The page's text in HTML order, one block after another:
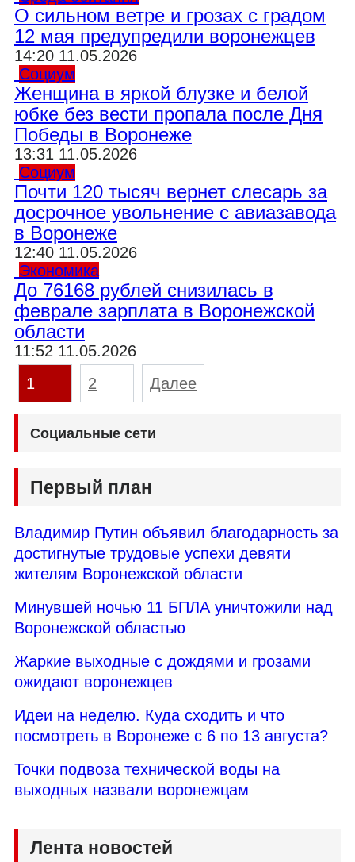
О сильном ветре и грозах с градом
12 мая предупредили воронежцев
14:20 11.05.2026
Социум
Женщина в яркой блузке и белой
юбке без вести пропала после Дня
Победы в Воронеже
13:31 11.05.2026
Социум
Почти 120 тысяч вернет слесарь за
досрочное увольнение с авиазавода
в Воронеже
12:40 11.05.2026
Экономика
До 76168 рублей снизилась в
феврале зарплата в Воронежской
области
11:52 11.05.2026
Пагинация
записей
1 2 Далее
Социальные сети
Первый план
Владимир Путин объявил благодарность за
достигнутые трудовые успехи девяти
жителям Воронежской области
Минувшей ночью 11 БПЛА уничтожили над
Воронежской областью
Жаркие выходные с дождями и грозами
ожидают воронежцев
Идеи на неделю. Куда сходить и что
посмотреть в Воронеже с 6 по 13 августа?
Точки подвоза технической воды на
выходных назвали воронежцам
Лента новостей